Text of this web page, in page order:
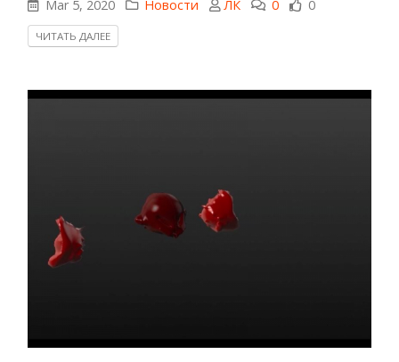
Mar 5, 2020 Новости ЛК 0 0
ЧИТАТЬ ДАЛЕЕ